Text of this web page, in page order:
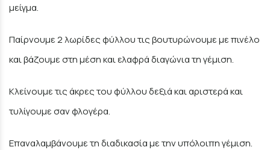
μείγμα.
Παίρνουμε 2 λωρίδες φύλλου τις βουτυρώνουμε με πινέλο
και βάζουμε στη μέση και ελαφρά διαγώνια τη γέμιση.
Κλείνουμε τις άκρες του φύλλου δεξιά και αριστερά και
τυλίγουμε σαν φλογέρα.
Επαναλαμβάνουμε τη διαδικασία με την υπόλοιπη γέμιση.